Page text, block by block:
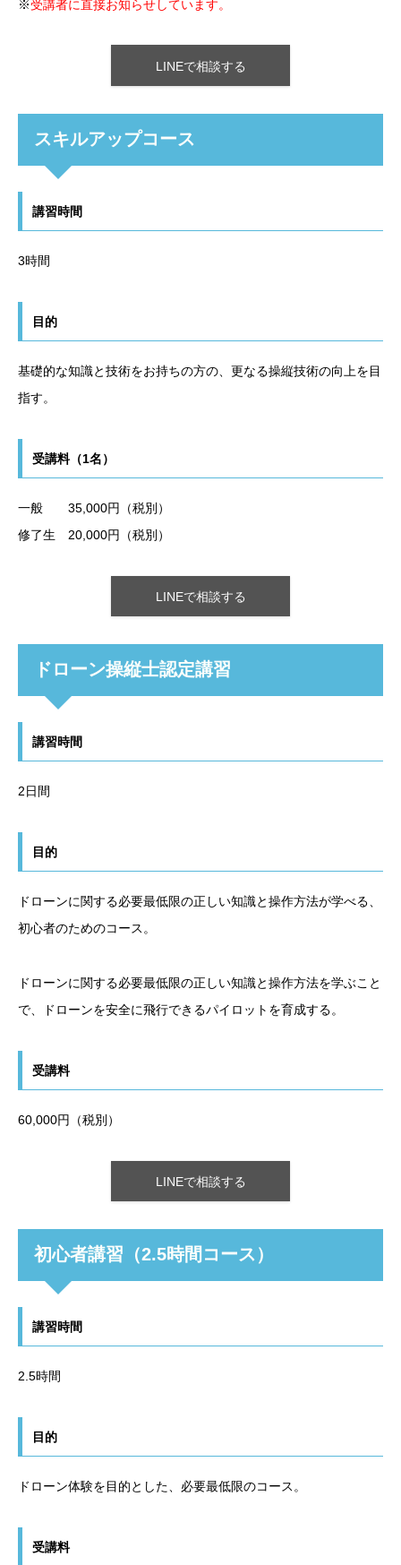
※受講者に直接お知らせしています。
LINEで相談する
スキルアップコース
講習時間
3時間
目的
基礎的な知識と技術をお持ちの方の、更なる操縦技術の向上を目
指す。
受講料（1名）
一般 35,000円（税別）
修了生 20,000円（税別）
LINEで相談する
ドローン操縦士認定講習
講習時間
2日間
目的
ドローンに関する必要最低限の正しい知識と操作方法が学べる、
初心者のためのコース。
ドローンに関する必要最低限の正しい知識と操作方法を学ぶこと
で、ドローンを安全に飛行できるパイロットを育成する。
受講料
60,000円（税別）
LINEで相談する
初心者講習（2.5時間コース）
講習時間
2.5時間
目的
ドローン体験を目的とした、必要最低限のコース。
受講料